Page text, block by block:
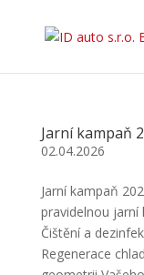
Jarní kampaň
02.04.2026
Jarní kampaň
pravidelnou jarní
Čištění a
Regenerace